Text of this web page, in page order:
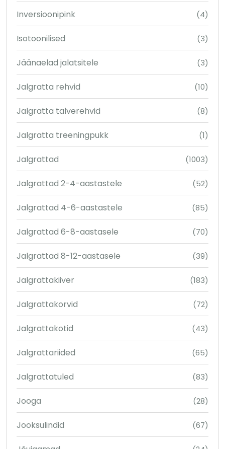
Inversioonipink (4)
Isotoonilised (3)
Jäänaelad jalatsitele (3)
Jalgratta rehvid (10)
Jalgratta talverehvid (8)
Jalgratta treeningpukk (1)
Jalgrattad (1003)
Jalgrattad 2-4-aastastele (52)
Jalgrattad 4-6-aastastele (85)
Jalgrattad 6-8-aastasele (70)
Jalgrattad 8-12-aastasele (39)
Jalgrattakiiver (183)
Jalgrattakorvid (72)
Jalgrattakotid (43)
Jalgrattariided (65)
Jalgrattatuled (83)
Jooga (28)
Jooksulindid (67)